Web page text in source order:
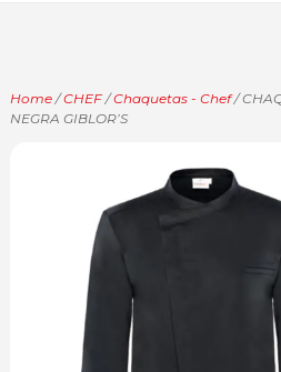
Home/CHEF/Chaquetas - Chef/
NEGRA GIBLOR’S